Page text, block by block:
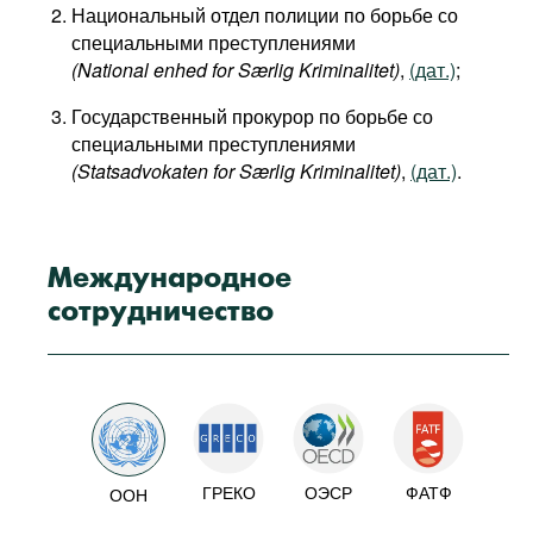
Национальный отдел полиции по борьбе со
специальными преступлениями
(National enhed for Særlig Kriminalitet), (дат.);
Государственный прокурор по борьбе со
специальными преступлениями
(Statsadvokaten for Særlig Kriminalitet), (дат.).
Международное
сотрудничество
ООН ГРЕКО ОЭСР ФАТФ